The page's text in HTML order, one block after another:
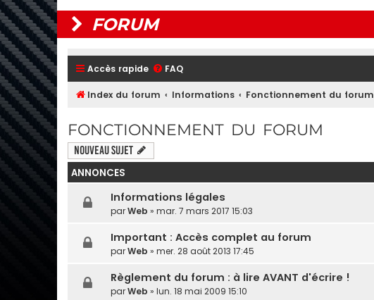
FORUM
Accès rapide FAQ
Index du forum Informations Fonctionnement du forum
FONCTIONNEMENT DU FORUM
Nouveau sujet
ANNONCES
Informations légales
parWeb » mar. 7 mars 2017 15:03
Important : Accès complet au forum
parWeb » mer. 28 août 2013 17:45
Règlement du forum : à lire AVANT d'écrire !
parWeb » lun. 18 mai 2009 15:10